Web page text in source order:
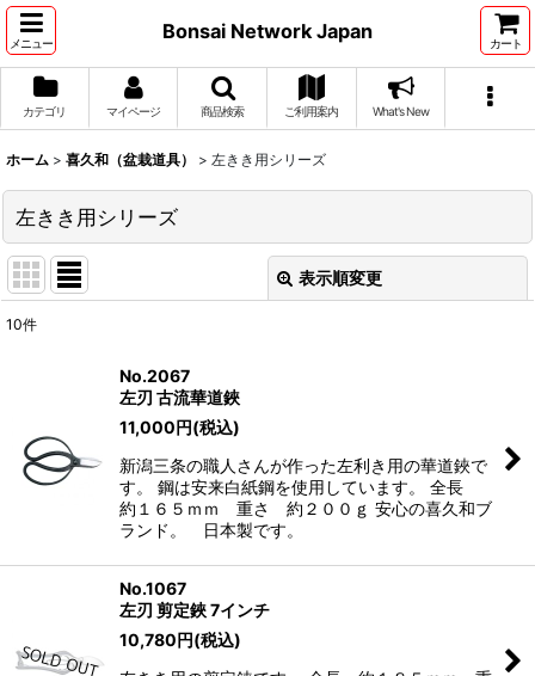
メニュー
Bonsai Network Japan
カート
カテゴリ マイページ 商品検索 ご利用案内 What's New
ホーム > 喜久和（盆栽道具） > 左きき用シリーズ
左きき用シリーズ
表示順変更
絞り込む
10件
No.2067
左刃 古流華道鋏
11,000円(税込)
新潟三条の職人さんが作った左利き用の華道鋏で
す。 鋼は安来白紙鋼を使用しています。 全長
約１６５ｍｍ 重さ 約２００ｇ 安心の喜久和ブ
ランド。 日本製です。
No.1067
左刃 剪定鋏 7インチ
10,780円(税込)